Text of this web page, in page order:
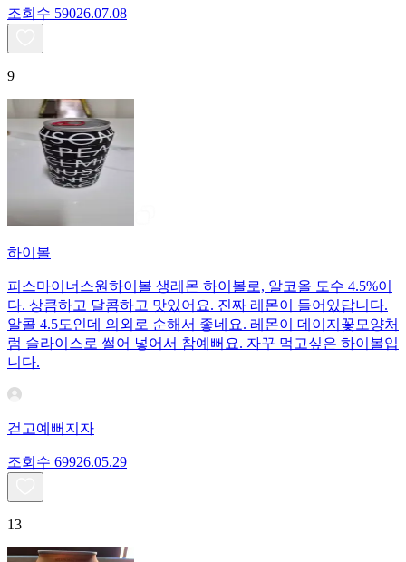
조회수 59026.07.08
9
하이볼
피스마이너스원하이볼 생레몬 하이볼로, 알코올 도수 4.5%이
다. 상큼하고 달콤하고 맛있어요. 진짜 레몬이 들어있답니다.
알콜 4.5도인데 의외로 순해서 좋네요. 레몬이 데이지꽃모양처
럼 슬라이스로 썰어 넣어서 참예뻐요. 자꾸 먹고싶은 하이볼입
니다.
걷고예뻐지자
조회수 69926.05.29
13